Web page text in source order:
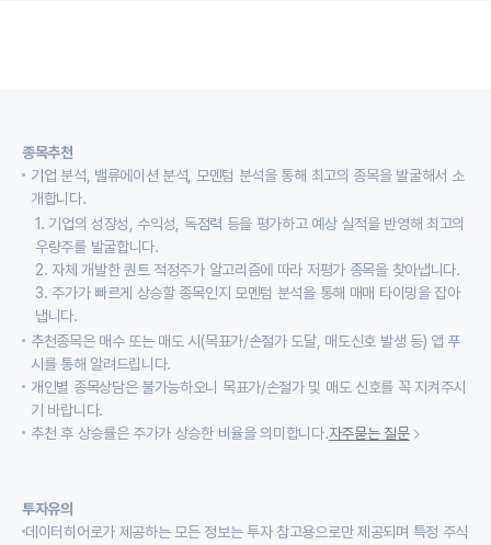
종목추천
기업 분석, 밸류에이션 분석, 모멘텀 분석을 통해 최고의 종목을 발굴해서 소
개합니다.
1. 기업의 성장성, 수익성, 독점력 등을 평가하고 예상 실적을 반영해 최고의
우량주를 발굴합니다.
2. 자체 개발한 퀀트 적정주가 알고리즘에 따라 저평가 종목을 찾아냅니다.
3. 주가가 빠르게 상승할 종목인지 모멘텀 분석을 통해 매매 타이밍을 잡아
냅니다.
추천종목은 매수 또는 매도 시(목표가/손절가 도달, 매도신호 발생 등) 앱 푸
시를 통해 알려드립니다.
개인별 종목상담은 불가능하오니 목표가/손절가 및 매도 신호를 꼭 지켜주시
기 바랍니다.
추천 후 상승률은 주가가 상승한 비율을 의미합니다.자주묻는 질문
투자유의
데이터히어로가 제공하는 모든 정보는 투자 참고용으로만 제공되며 특정 주식